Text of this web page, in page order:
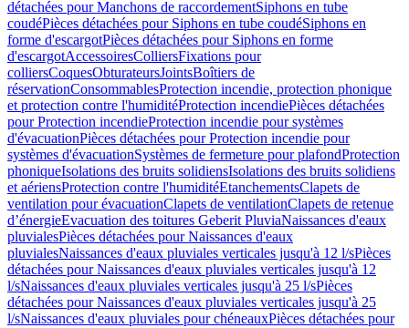
détachées pour Manchons de raccordementSiphons en tube
coudéPièces détachées pour Siphons en tube coudéSiphons en
forme d'escargotPièces détachées pour Siphons en forme
d'escargotAccessoiresColliersFixations pour
colliersCoquesObturateursJointsBoîtiers de
réservationConsommablesProtection incendie, protection phonique
et protection contre l'humiditéProtection incendiePièces détachées
pour Protection incendieProtection incendie pour systèmes
d'évacuationPièces détachées pour Protection incendie pour
systèmes d'évacuationSystèmes de fermeture pour plafondProtection
phoniqueIsolations des bruits solidiensIsolations des bruits solidiens
et aériensProtection contre l'humiditéEtanchementsClapets de
ventilation pour évacuationClapets de ventilationClapets de retenue
d’énergieEvacuation des toitures Geberit PluviaNaissances d'eaux
pluvialesPièces détachées pour Naissances d'eaux
pluvialesNaissances d'eaux pluviales verticales jusqu'à 12 l/sPièces
détachées pour Naissances d'eaux pluviales verticales jusqu'à 12
l/sNaissances d'eaux pluviales verticales jusqu'à 25 l/sPièces
détachées pour Naissances d'eaux pluviales verticales jusqu'à 25
l/sNaissances d'eaux pluviales pour chéneauxPièces détachées pour